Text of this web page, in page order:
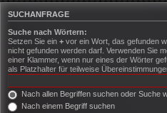
SUCHANFRAGE
Suche nach Wörtern:
Setzen Sie ein + vor ein Wort, das gefunden
nicht gefunden werden darf. Verwenden Sie
einer Klammer, wenn nur eines der Wörter
als Platzhalter für teilweise
Nach allen Begriffen suchen oder Suche
Nach einem Begriff suchen